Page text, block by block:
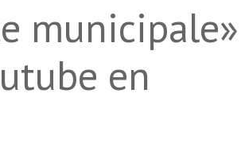
municipale»
en